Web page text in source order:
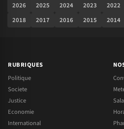
2026 2025 2024 2023 2022
2018
2017 2016 2015 2014
RUBRIQUES
Politique
Societe
Justice
Economie
International